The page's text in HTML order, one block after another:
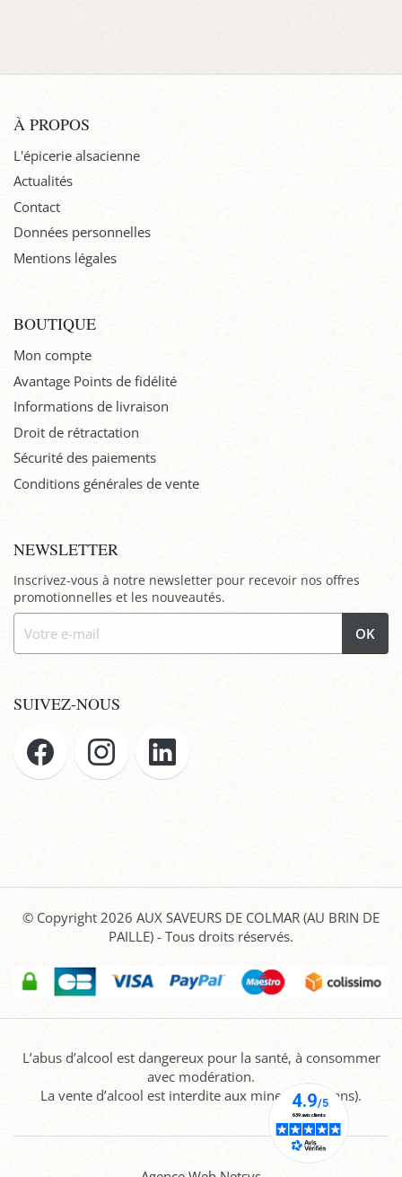
À PROPOS
L'épicerie alsacienne
Actualités
Contact
Données personnelles
Mentions légales
BOUTIQUE
Mon compte
Avantage Points de fidélité
Informations de livraison
Droit de rétractation
Sécurité des paiements
Conditions générales de vente
NEWSLETTER
Inscrivez-vous à notre newsletter pour recevoir nos offres
promotionnelles et les nouveautés.
OK
SUIVEZ-NOUS
© Copyright 2026 AUX SAVEURS DE COLMAR (AU BRIN DE
PAILLE) - Tous droits réservés.
L’abus d’alcool est dangereux pour la santé, à consommer
avec modération.
La vente d’alcool est interdite aux mineurs (-18 ans).